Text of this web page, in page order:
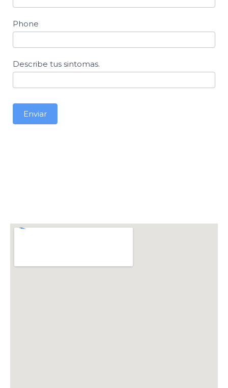
Phone
Describe tus sintomas.
Enviar